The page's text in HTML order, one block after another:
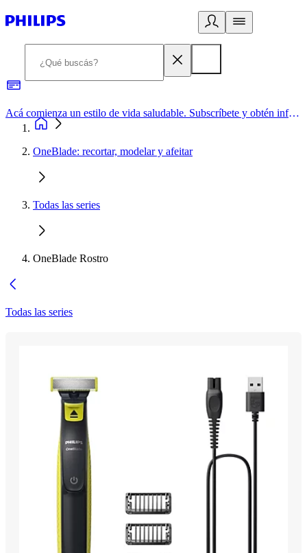
Acá comienza un estilo de vida saludable. Subscríbete y obtén información de primera mano
OneBlade: recortar, modelar y afeitar
Todas las series
OneBlade Rostro
Todas las series